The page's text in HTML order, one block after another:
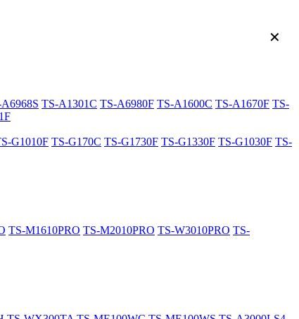
TS-A1301C TS-A6980F TS-A1600C TS-A1670F TS-
G1010F TS-G170C TS-G1730F TS-G1330F TS-G1030F TS-
TS-M1610PRO TS-M2010PRO TS-W3010PRO TS-
✕